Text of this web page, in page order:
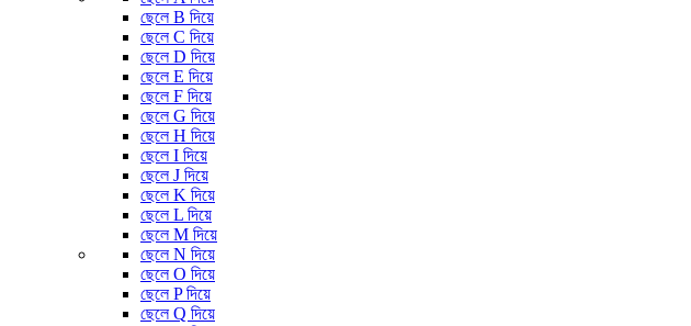
ছেলে B দিয়ে
ছেলে C দিয়ে
ছেলে D দিয়ে
ছেলে E দিয়ে
ছেলে F দিয়ে
ছেলে G দিয়ে
ছেলে H দিয়ে
ছেলে I দিয়ে
ছেলে J দিয়ে
ছেলে K দিয়ে
ছেলে L দিয়ে
ছেলে M দিয়ে
ছেলে N দিয়ে
ছেলে O দিয়ে
ছেলে P দিয়ে
ছেলে Q দিয়ে